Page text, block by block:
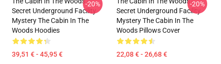
Secret Underground Facility
Mystery The Cabin In The
Woods Hoodies
39,51 € - 45,95 €
-20%
Secret Underground Facility
Mystery The Cabin In The
Woods Pillows Cover
22,08 € - 26,68 €
-20%